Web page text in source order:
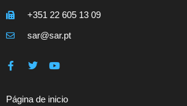
+351 22 605 13 09
sar@sar.pt
Página de inicio